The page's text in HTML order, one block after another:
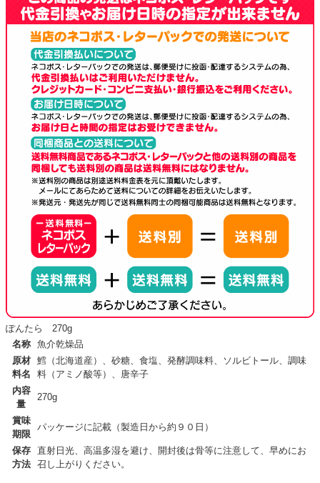
ぽんたら 270g
名称
魚介乾燥品
原材
料名
鱈（北海道産）、砂糖、食塩、発酵調味料、ソルビトール、調味
料（アミノ酸等）、唐辛子
内容
量
270g
賞味
期限
パッケージに記載（製造日から約９０日）
保存
方法
直射日光、高温多湿を避け、開封後は骨等に注意して、早めにお
召し上がりください。